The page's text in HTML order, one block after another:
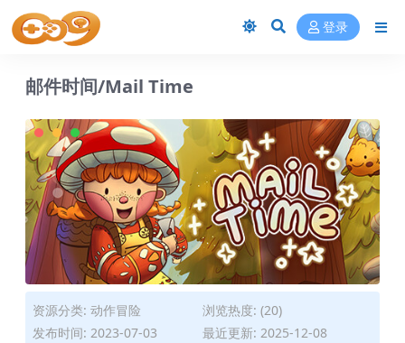
登录
邮件时间/Mail Time
资源分类: 动作冒险
浏览热度: (20)
发布时间: 2023-07-03
最近更新: 2025-12-08